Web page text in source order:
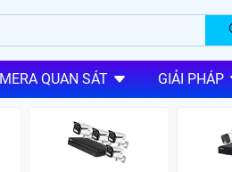
QUAN SÁT GIẢI PHÁP